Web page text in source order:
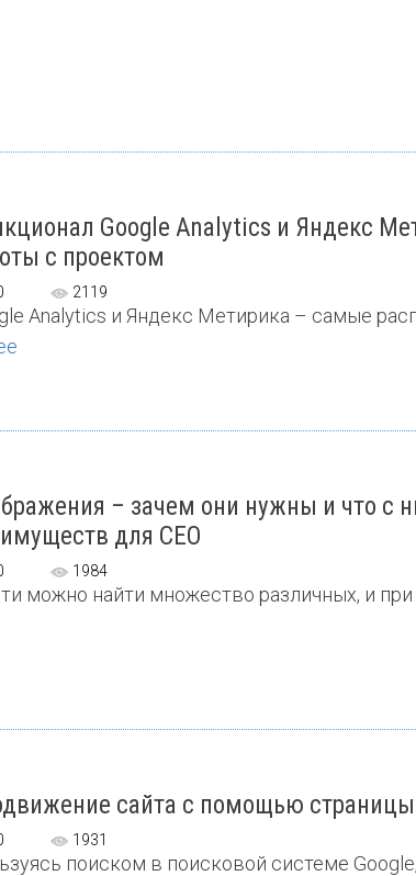
Google Analytics и Яндекс
с проектом
2119
Analytics и Яндекс Метирика – самые
– зачем они нужны и что с
для СЕО
1984
можно найти множество различных, и при
сайта с помощью
1931
поиском в поисковой системе